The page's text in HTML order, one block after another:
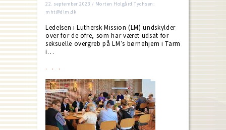
22. september 2023 / Morten Holgård Tychsen:
mht@dlm.dk
Ledelsen i Luthersk Mission (LM) undskylder
over for de ofre, som har været udsat for
seksuelle overgreb på LM’s børnehjem i Tarm
i…